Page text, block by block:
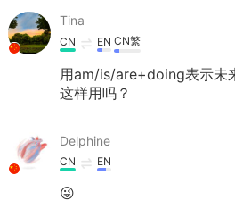
Tina
CN EN CN繁
用am/is/are+doing表示未
这样用吗？
Delphine
CN EN
😜